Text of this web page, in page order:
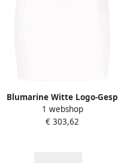
Blumarine Witte Logo-Gesp
Rok White Dames
1 webshop
€ 303,62